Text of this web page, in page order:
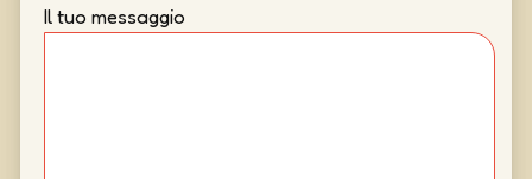
Il tuo messaggio